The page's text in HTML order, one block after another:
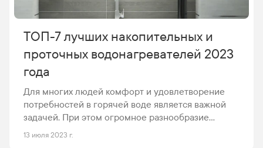
ТОП-7 лучших накопительных и
проточных водонагревателей 2023
года
Для многих людей комфорт и удовлетворение
потребностей в горячей воде является важной
задачей. При этом огромное разнообразие
водонагревателей, предлагаемых
13 июля 2023 г.